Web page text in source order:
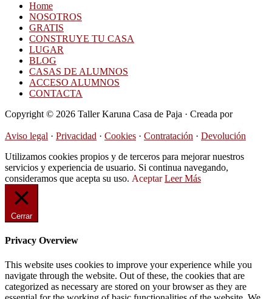
Home
NOSOTROS
GRATIS
CONSTRUYE TU CASA
LUGAR
BLOG
CASAS DE ALUMNOS
ACCESO ALUMNOS
CONTACTA
Copyright © 2026 Taller Karuna Casa de Paja · Creada por
Aviso legal · Privacidad · Cookies · Contratación · Devolución
Utilizamos cookies propios y de terceros para mejorar nuestros
servicios y experiencia de usuario. Si continua navegando,
consideramos que acepta su uso. Aceptar Leer Más
Cerrar
Privacy Overview
This website uses cookies to improve your experience while you
navigate through the website. Out of these, the cookies that are
categorized as necessary are stored on your browser as they are